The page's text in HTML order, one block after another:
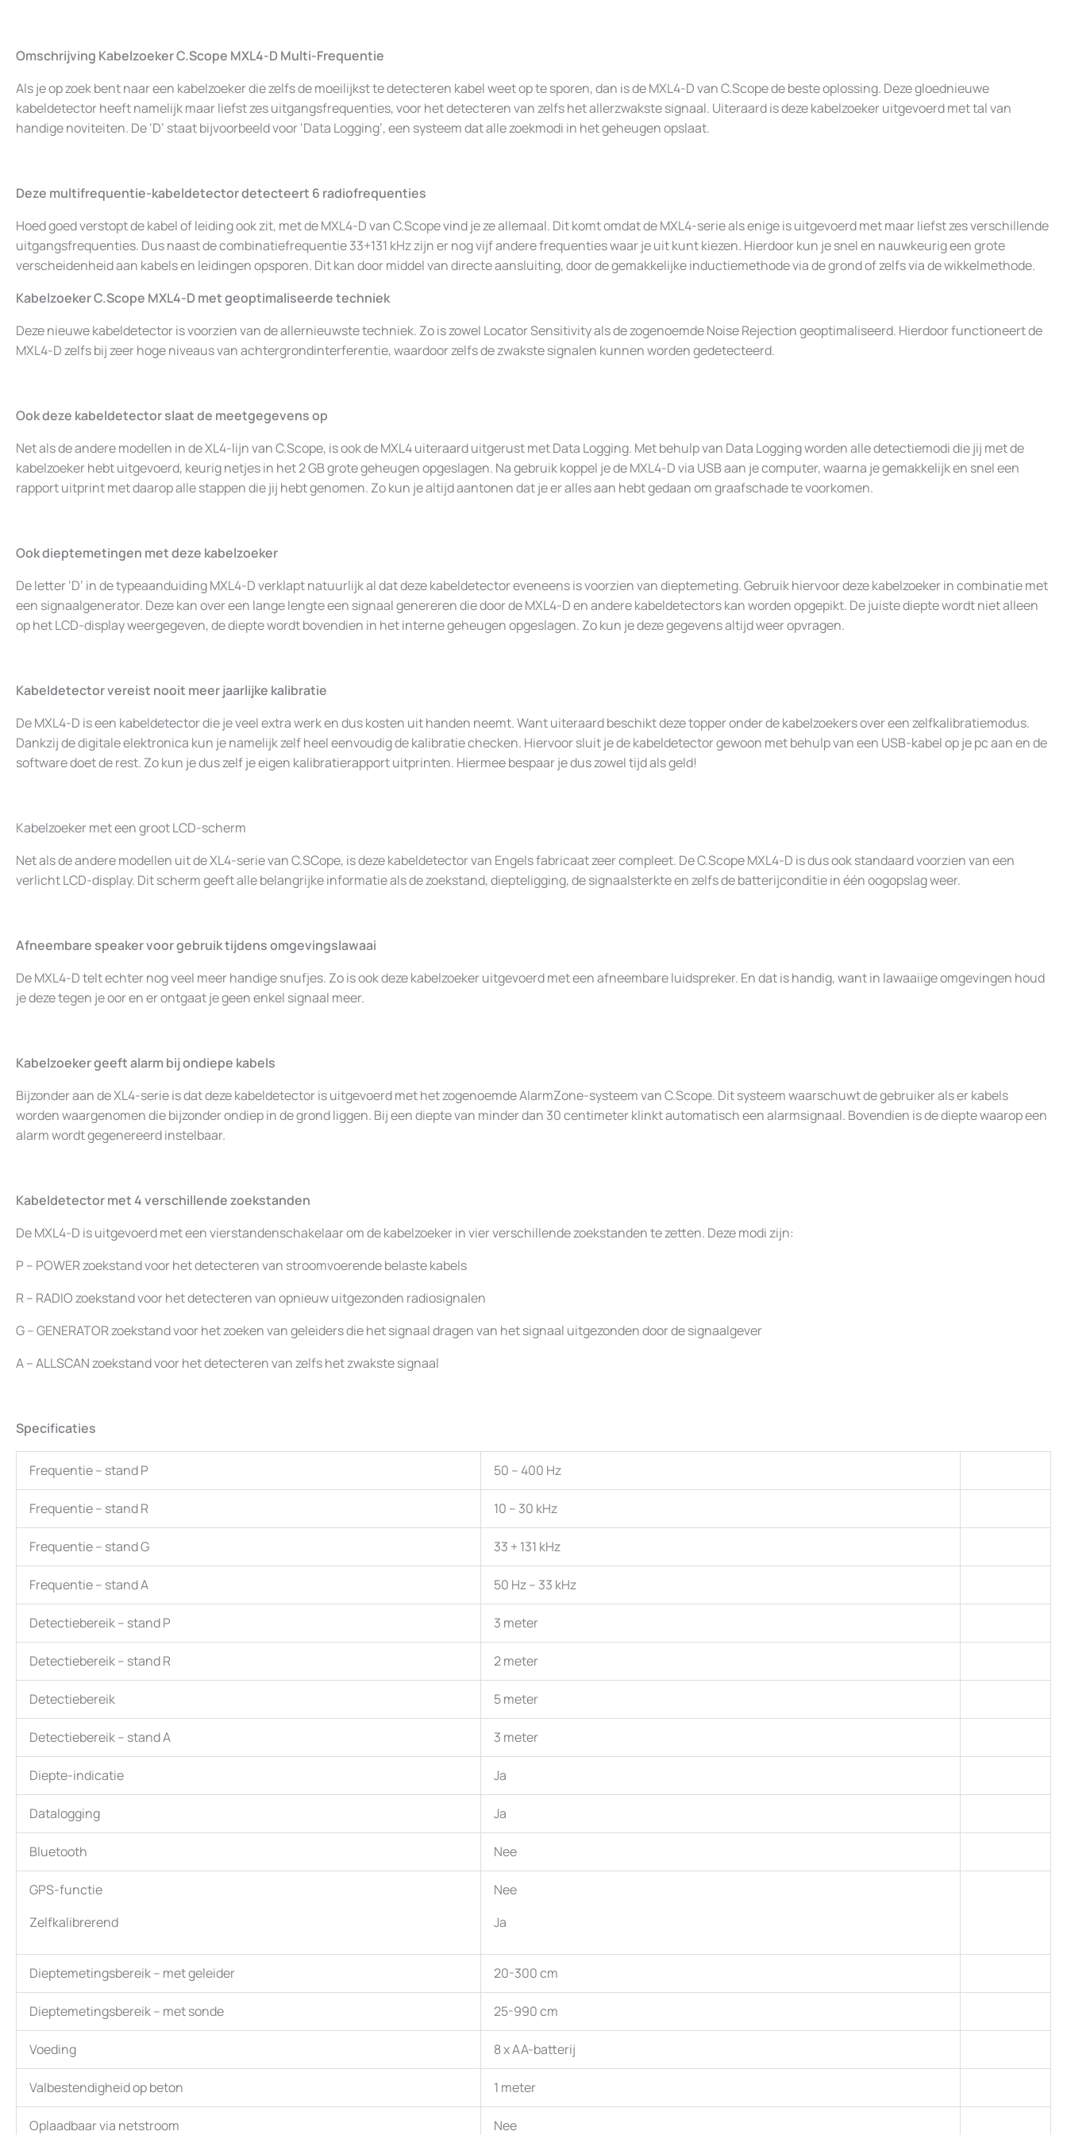
Omschrijving Kabelzoeker C.Scope MXL4-D Multi-Frequentie
Als je op zoek bent naar een kabelzoeker die zelfs de moeilijkst te detecteren kabel weet op te sporen, dan is de MXL4-D van C.Scope de beste oplossing. Deze gloednieuwe
kabeldetector heeft namelijk maar liefst zes uitgangsfrequenties, voor het detecteren van zelfs het allerzwakste signaal. Uiteraard is deze kabelzoeker uitgevoerd met tal van
handige noviteiten. De ‘D’ staat bijvoorbeeld voor ‘Data Logging’, een systeem dat alle zoekmodi in het geheugen opslaat.
Deze multifrequentie-kabeldetector detecteert 6 radiofrequenties
Hoed goed verstopt de kabel of leiding ook zit, met de MXL4-D van C.Scope vind je ze allemaal. Dit komt omdat de MXL4-serie als enige is uitgevoerd met maar liefst zes verschillende
uitgangsfrequenties. Dus naast de combinatiefrequentie 33+131 kHz zijn er nog vijf andere frequenties waar je uit kunt kiezen. Hierdoor kun je snel en nauwkeurig een grote
verscheidenheid aan kabels en leidingen opsporen. Dit kan door middel van directe aansluiting, door de gemakkelijke inductiemethode via de grond of zelfs via de wikkelmethode.
Kabelzoeker C.Scope MXL4-D met geoptimaliseerde techniek
Deze nieuwe kabeldetector is voorzien van de allernieuwste techniek. Zo is zowel Locator Sensitivity als de zogenoemde Noise Rejection geoptimaliseerd. Hierdoor functioneert de
MXL4-D zelfs bij zeer hoge niveaus van achtergrondinterferentie, waardoor zelfs de zwakste signalen kunnen worden gedetecteerd.
Ook deze kabeldetector slaat de meetgegevens op
Net als de andere modellen in de XL4-lijn van C.Scope, is ook de MXL4 uiteraard uitgerust met Data Logging. Met behulp van Data Logging worden alle detectiemodi die jij met de
kabelzoeker hebt uitgevoerd, keurig netjes in het 2 GB grote geheugen opgeslagen. Na gebruik koppel je de MXL4-D via USB aan je computer, waarna je gemakkelijk en snel een
rapport uitprint met daarop alle stappen die jij hebt genomen. Zo kun je altijd aantonen dat je er alles aan hebt gedaan om graafschade te voorkomen.
Ook dieptemetingen met deze kabelzoeker
De letter ‘D’ in de typeaanduiding MXL4-D verklapt natuurlijk al dat deze kabeldetector eveneens is voorzien van dieptemeting. Gebruik hiervoor deze kabelzoeker in combinatie met
een signaalgenerator. Deze kan over een lange lengte een signaal genereren die door de MXL4-D en andere kabeldetectors kan worden opgepikt. De juiste diepte wordt niet alleen
op het LCD-display weergegeven, de diepte wordt bovendien in het interne geheugen opgeslagen. Zo kun je deze gegevens altijd weer opvragen.
Kabeldetector vereist nooit meer jaarlijke kalibratie
De MXL4-D is een kabeldetector die je veel extra werk en dus kosten uit handen neemt. Want uiteraard beschikt deze topper onder de kabelzoekers over een zelfkalibratiemodus.
Dankzij de digitale elektronica kun je namelijk zelf heel eenvoudig de kalibratie checken. Hiervoor sluit je de kabeldetector gewoon met behulp van een USB-kabel op je pc aan en de
software doet de rest. Zo kun je dus zelf je eigen kalibratierapport uitprinten. Hiermee bespaar je dus zowel tijd als geld!
Kabelzoeker met een groot LCD-scherm
Net als de andere modellen uit de XL4-serie van C.SCope, is deze kabeldetector van Engels fabricaat zeer compleet. De C.Scope MXL4-D is dus ook standaard voorzien van een
verlicht LCD-display. Dit scherm geeft alle belangrijke informatie als de zoekstand, diepteligging, de signaalsterkte en zelfs de batterijconditie in één oogopslag weer.
Afneembare speaker voor gebruik tijdens omgevingslawaai
De MXL4-D telt echter nog veel meer handige snufjes. Zo is ook deze kabelzoeker uitgevoerd met een afneembare luidspreker. En dat is handig, want in lawaaiige omgevingen houd
je deze tegen je oor en er ontgaat je geen enkel signaal meer.
Kabelzoeker geeft alarm bij ondiepe kabels
Bijzonder aan de XL4-serie is dat deze kabeldetector is uitgevoerd met het zogenoemde AlarmZone-systeem van C.Scope. Dit systeem waarschuwt de gebruiker als er kabels
worden waargenomen die bijzonder ondiep in de grond liggen. Bij een diepte van minder dan 30 centimeter klinkt automatisch een alarmsignaal. Bovendien is de diepte waarop een
alarm wordt gegenereerd instelbaar.
Kabeldetector met 4 verschillende zoekstanden
De MXL4-D is uitgevoerd met een vierstandenschakelaar om de kabelzoeker in vier verschillende zoekstanden te zetten. Deze modi zijn:
P – POWER zoekstand voor het detecteren van stroomvoerende belaste kabels
R – RADIO zoekstand voor het detecteren van opnieuw uitgezonden radiosignalen
G – GENERATOR zoekstand voor het zoeken van geleiders die het signaal dragen van het signaal uitgezonden door de signaalgever
A – ALLSCAN zoekstand voor het detecteren van zelfs het zwakste signaal
Specificaties
Frequentie – stand P 50 – 400 Hz
Frequentie – stand R 10 – 30 kHz
Frequentie – stand G 33 + 131 kHz
Frequentie – stand A 50 Hz – 33 kHz
Detectiebereik – stand P 3 meter
Detectiebereik – stand R 2 meter
Detectiebereik 5 meter
Detectiebereik – stand A 3 meter
Diepte-indicatie Ja
Datalogging Ja
Bluetooth Nee
GPS-functie
Zelfkalibrerend
Nee
Ja
Dieptemetingsbereik – met geleider 20-300 cm
Dieptemetingsbereik – met sonde 25-990 cm
Voeding 8 x AA-batterij
Valbestendigheid op beton 1 meter
Oplaadbaar via netstroom Nee